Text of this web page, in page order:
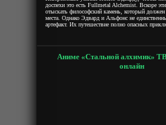
доспехи это есть Fullmetal Alchemist. Вскоре
отыскать философский камень, который должен
места. Однако Эдвард и Альфонс не
артефакт. Их путешествие полно опасных
Аниме «Стальной алхимик»
онлайн